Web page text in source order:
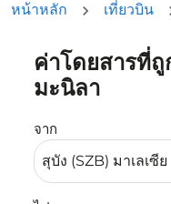
หน้าหลัก เที่ยวบิน
ค่าโดยสารที่
มะนิลา
จาก
ลองอัปเดตเส้นทาง